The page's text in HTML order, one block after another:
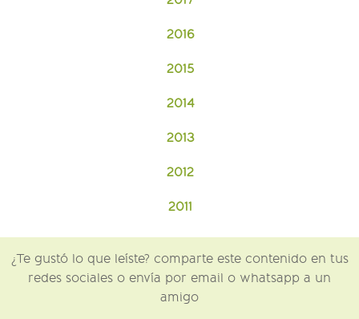
2016
2015
2014
2013
2012
2011
¿Te gustó lo que leíste? comparte este contenido en tus
redes sociales o envía por email o whatsapp a un
amigo